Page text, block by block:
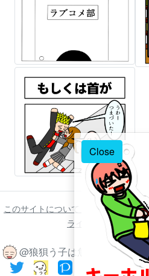
Close
このサイトについて ご利用について
ライバシーポリシー
@狼狽う子は魚 2022